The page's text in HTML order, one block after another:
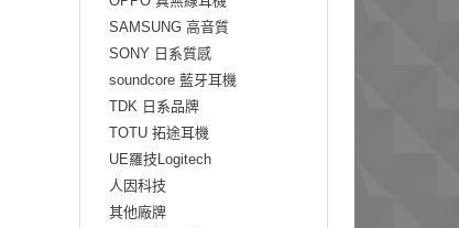
SAMSUNG 高音質
SONY 日系質感
soundcore 藍牙耳機
TDK 日系品牌
TOTU 拓途耳機
UE羅技Logitech
人因科技
其他廠牌